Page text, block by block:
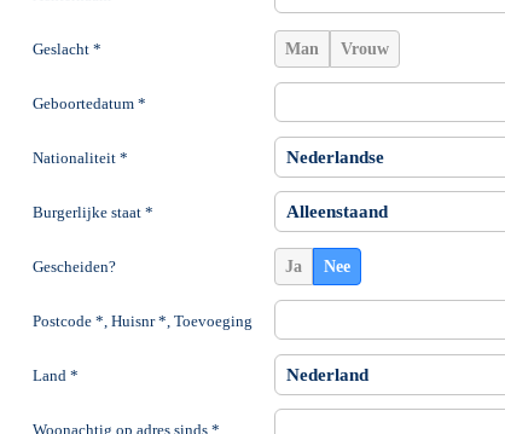
Geslacht * Man Vrouw
Geboortedatum *
Nationaliteit *
Burgerlijke staat *
Gescheiden? Ja Nee
Postcode *, Huisnr *, Toevoeging
Land *
Woonachtig op adres sinds *